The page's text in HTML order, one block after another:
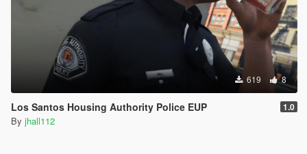
619 8
Los Santos Housing Authority Police EUP 1.0
By jhall112